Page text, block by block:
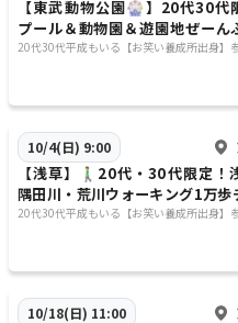
【東武動物公園🎡】20代30代
プール＆動物園＆遊園地ぜーん
スペシャルDAY✨
20代30代平成もいる【お笑い養成所出身】
10/4(日) 9:00
【浅草】🚶‍♂️20代・30代限定！
隅田川・荒川ウォーキング1万歩
ンジ✨笑顔あふれる新感覚リフ
20代30代平成もいる【お笑い養成所出身】
10/18(日) 11:00